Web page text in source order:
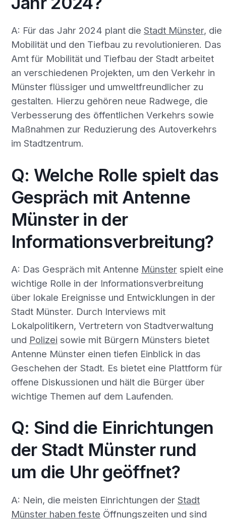
A: Für das Jahr 2024 plant die Stadt Münster, die
Mobilität und den Tiefbau zu revolutionieren. Das
Amt für Mobilität und Tiefbau der Stadt arbeitet
an verschiedenen Projekten, um den Verkehr in
Münster flüssiger und umweltfreundlicher zu
gestalten. Hierzu gehören neue Radwege, die
Verbesserung des öffentlichen Verkehrs sowie
Maßnahmen zur Reduzierung des Autoverkehrs
im Stadtzentrum.
Q: Welche Rolle spielt das
Gespräch mit Antenne
Münster in der
Informationsverbreitung?
A: Das Gespräch mit Antenne Münsterspielt eine
wichtige Rolle in der Informationsverbreitung
über lokale Ereignisse und Entwicklungen in der
Stadt Münster. Durch Interviews mit
Lokalpolitikern, Vertretern von Stadtverwaltung
und Polizei sowie mit Bürgern Münsters bietet
Antenne Münster einen tiefen Einblick in das
Geschehen der Stadt. Es bietet eine Plattform für
offene Diskussionen und hält die Bürger über
wichtige Themen auf dem Laufenden.
Q: Sind die Einrichtungen
der Stadt Münster rund
um die Uhr geöffnet?
A: Nein, die meisten Einrichtungen der Stadt
Münster haben feste Öffnungszeiten und sind